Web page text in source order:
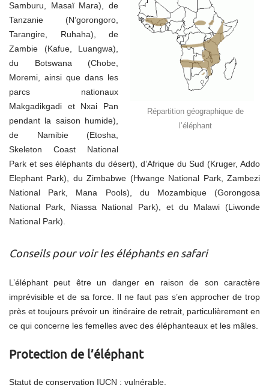
Répartition géographique de
l’éléphant
Samburu, Masaï Mara), de
Tanzanie (N’gorongoro,
Tarangire, Ruhaha), de
Zambie (Kafue, Luangwa),
du Botswana (Chobe,
Moremi, ainsi que dans les
parcs nationaux
Makgadikgadi et Nxai Pan
pendant la saison humide),
de Namibie (Etosha,
Skeleton Coast National
Park et ses éléphants du désert), d’Afrique du Sud (Kruger, Addo
Elephant Park), du Zimbabwe (Hwange National Park, Zambezi
National Park, Mana Pools), du Mozambique (Gorongosa
National Park, Niassa National Park), et du Malawi (Liwonde
National Park).
Conseils pour voir les éléphants en safari
L’éléphant peut être un danger en raison de son caractère
imprévisible et de sa force. Il ne faut pas s’en approcher de trop
près et toujours prévoir un itinéraire de retrait, particulièrement en
ce qui concerne les femelles avec des éléphanteaux et les mâles.
Protection de l’éléphant
Statut de conservation IUCN : vulnérable.